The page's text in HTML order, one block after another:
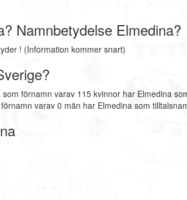
Namnbetydelse Elmedina?
! (Information kommer snart)
förnamn varav 115 kvinnor har Elmedina
varav 0 män har Elmedina som